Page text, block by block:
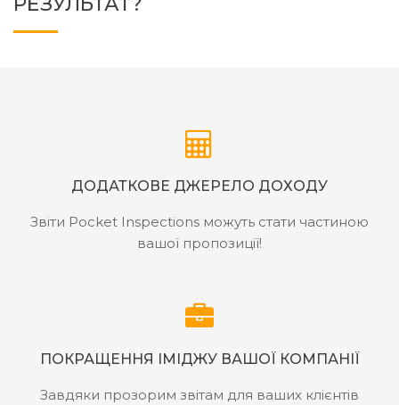
ДОДАТКОВЕ ДЖЕРЕЛО ДОХОДУ
Звіти Pocket Inspections можуть стати частиною
вашої пропозиції!
ПОКРАЩЕННЯ ІМІДЖУ ВАШОЇ КОМПАНІЇ
Завдяки прозорим звітам для ваших клієнтів